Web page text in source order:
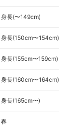
身長(〜149cm)
身長(150cm〜154cm)
身長(155cm〜159cm)
身長(160cm〜164cm)
身長(165cm〜)
春